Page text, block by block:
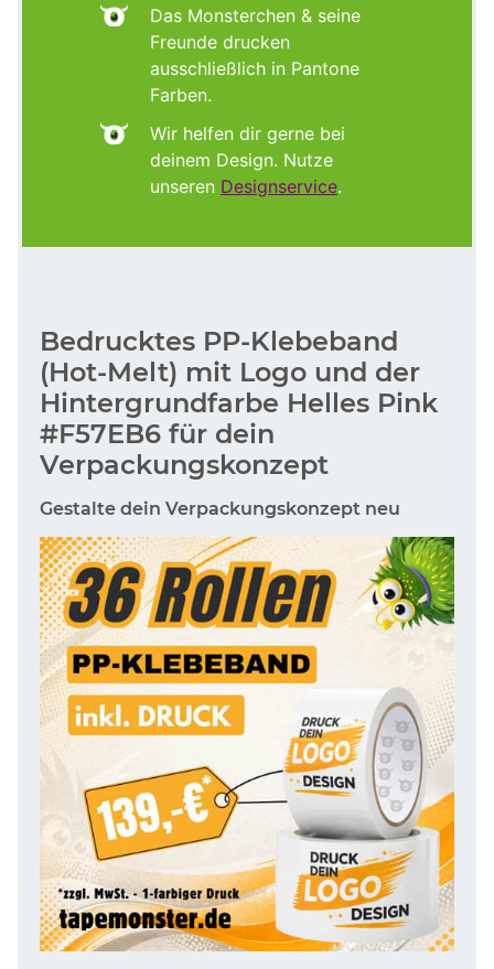
Das Monsterchen & seine
Freunde drucken
ausschließlich in Pantone
Farben.
Wir helfen dir gerne bei
deinem Design. Nutze
unseren Designservice.
Bedrucktes PP-Klebeband
(Hot-Melt) mit Logo und der
Hintergrundfarbe Helles Pink
#F57EB6 für dein
Verpackungskonzept
Gestalte dein Verpackungskonzept neu